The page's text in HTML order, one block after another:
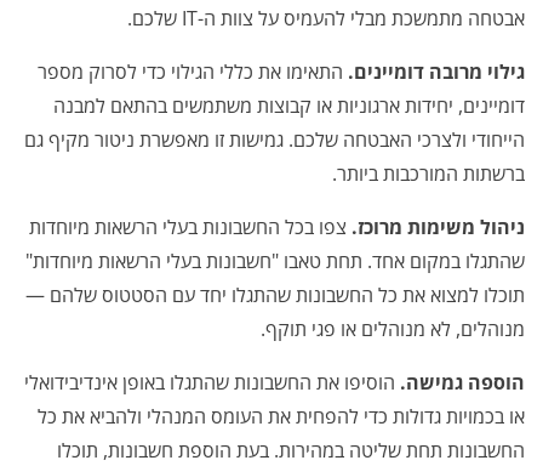
אבטחה מתמשכת מבלי להעמיס על צוות ה-IT שלכם.
גילוי מרובה דומיינים. התאימו את כללי הגילוי כדי לסרוק מספר
דומיינים, יחידות ארגוניות או קבוצות משתמשים בהתאם למבנה
הייחודי ולצרכי האבטחה שלכם. גמישות זו מאפשרת ניטור מקיף גם
ברשתות המורכבות ביותר.
ניהול משימות מרוכז. צפו בכל החשבונות בעלי הרשאות מיוחדות
שהתגלו במקום אחד. תחת טאבו "חשבונות בעלי הרשאות מיוחדות"
תוכלו למצוא את כל החשבונות שהתגלו יחד עם הסטטוס שלהם —
מנוהלים, לא מנוהלים או פגי תוקף.
הוספה גמישה. הוסיפו את החשבונות שהתגלו באופן אינדיבידואלי
או בכמויות גדולות כדי להפחית את העומס המנהלי ולהביא את כל
החשבונות תחת שליטה במהירות. בעת הוספת חשבונות, תוכלו